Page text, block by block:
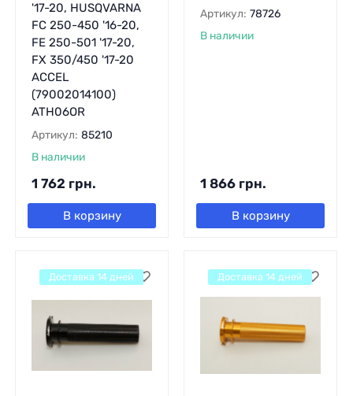
'17-20, HUSQVARNA
FC 250-450 '16-20,
FE 250-501 '17-20,
FX 350/450 '17-20
ACCEL
(79002014100)
ATH06OR
Артикул: 85210
В наличии
1 762 грн.
В корзину
Артикул: 78726
В наличии
1 866 грн.
В корзину
Доставка 14 дней Доставка 14 дней